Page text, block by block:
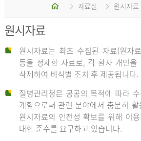
홈 자료실 원시자료
원시자료
원시자료는 최초 수집된 자료(원자
등을 정제한 자료로, 각 환자 개인
삭제하여 비식별 조치 후 제공됩니다.
질병관리청은 공공의 목적에 따라
개함으로써 관련 분야에서 충분히
원시자료의 안전성 확보를 위해 이
대한 준수를 요구하고 있습니다.